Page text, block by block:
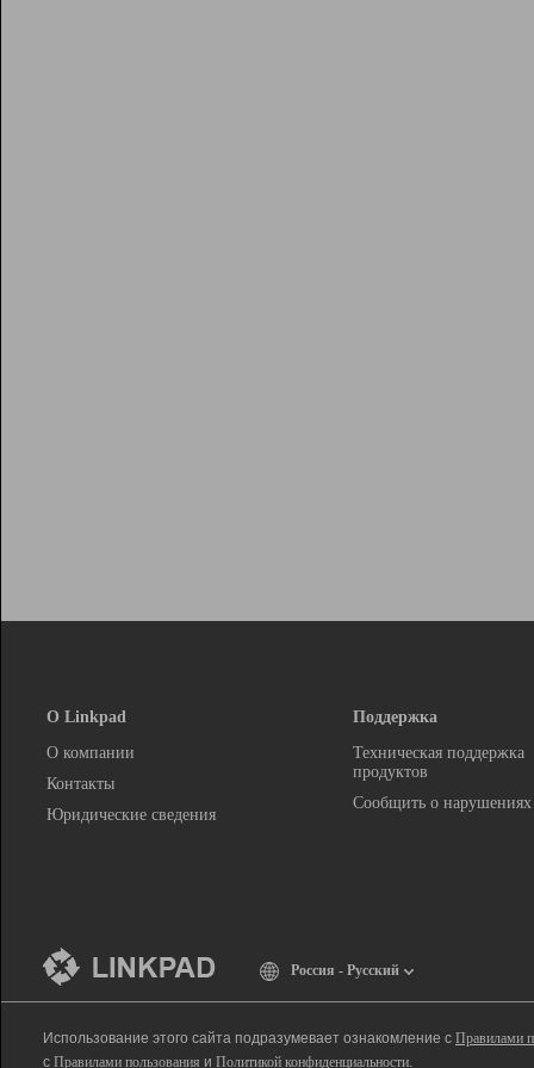
О Linkpad
О компании
Контакты
Юридические сведения
Поддержка
Техническая поддержка
продуктов
Сообщить о нарушениях
Россия - Русский
Использование этого сайта подразумевает ознакомление с Правилами
с Правилами пользования и Политикой конфиденциальности.